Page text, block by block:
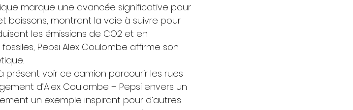
marque une avancée significative pour
boissons, montrant la voie à suivre pour
les émissions de CO2 et en
Pepsi Alex Coulombe affirme son
voir ce camion parcourir les rues
d’Alex Coulombe – Pepsi envers un
un exemple inspirant pour d’autres